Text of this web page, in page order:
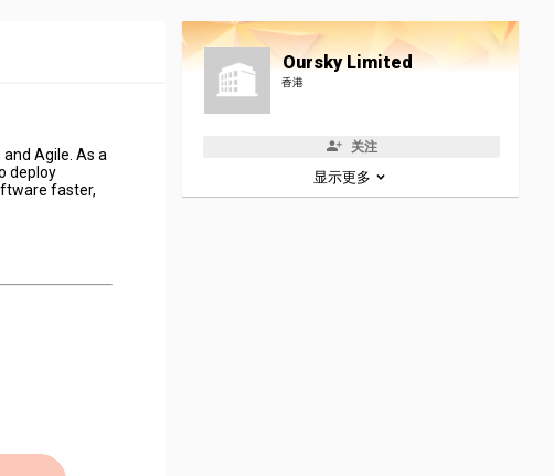
Agile. As a
deploy
faster,
Oursky Limited
香港
关注
显示更多